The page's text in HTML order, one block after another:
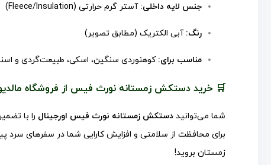
جنس لایه داخلی: آستر گرم حرارتی (Fleece/Insulation)
رنگ: آبی الکتریک (مطابق تصویر)
مناسب برای: کوهنوردی سنگین، اسکی، طبیعت‌گردی و
🛒 خرید دستکش زمستانه نورث فیس از فروشگاه
شما می‌توانید دستکش زمستانه نورث فیس اورجینال را با
برای محافظت از سلامتی و افزایش کارایی شما در سفرهای سرد
زمستان بروید!